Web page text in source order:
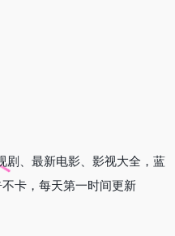
剧、最新电影、影视大全，蓝
卡，每天第一时间更新